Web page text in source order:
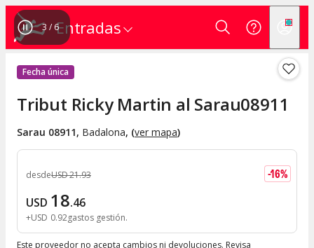
Entradas
3 / 6
Fecha única
Tribut Ricky Martin al Sarau08911
Sarau 08911, Badalona, (ver mapa)
desdeUSD21.93 -16%
USD 18.46
+USD 0.92gastos gestión
Este proveedor no acepta cambios ni devoluciones. Revisa